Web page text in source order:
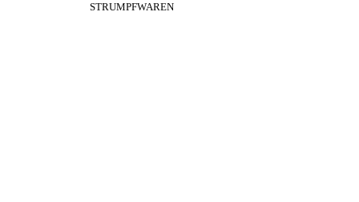
STRUMPFWAREN